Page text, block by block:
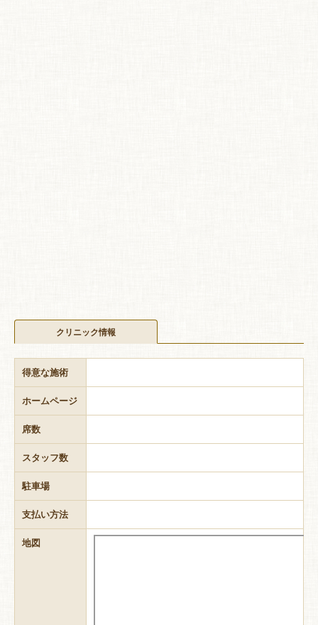
クリニック情報
得意な施術
ホームページ
席数
スタッフ数
駐車場
支払い方法
地図